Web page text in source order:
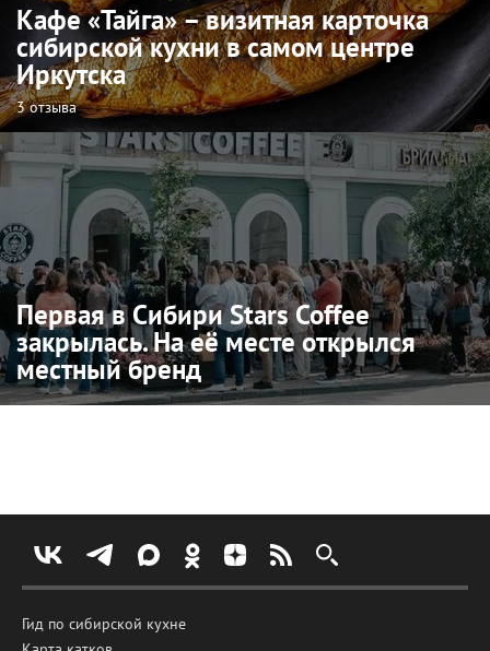
Кафе «Тайга» – визитная карточка
сибирской кухни в самом центре
Иркутска
3 отзыва
Первая в Сибири Stars Coffee
закрылась. На её месте открылся
местный бренд
Гид по сибирской кухне